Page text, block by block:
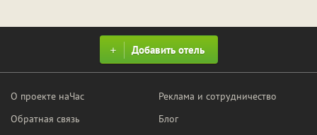
Добавить отель
О проекте наЧас
Обратная связь
Реклама и сотрудничество
Блог